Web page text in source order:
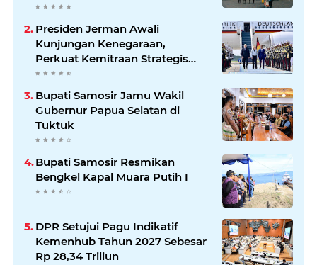
Presiden Jerman Awali
Kunjungan Kenegaraan,
Perkuat Kemitraan Strategis
Indonesia–Jerman
Bupati Samosir Jamu Wakil
Gubernur Papua Selatan di
Tuktuk
Bupati Samosir Resmikan
Bengkel Kapal Muara Putih I
DPR Setujui Pagu Indikatif
Kemenhub Tahun 2027 Sebesar
Rp 28,34 Triliun